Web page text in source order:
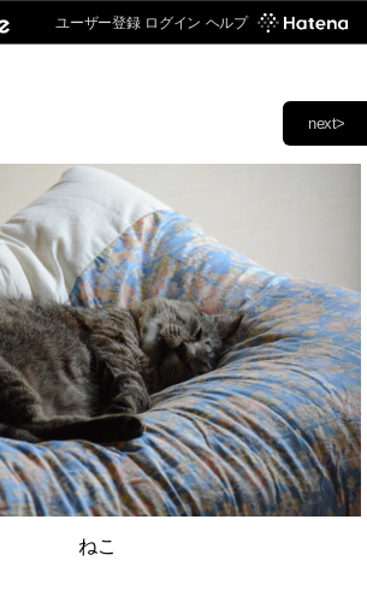
ユーザー登録 ログイン ヘルプ
next>
ねこ